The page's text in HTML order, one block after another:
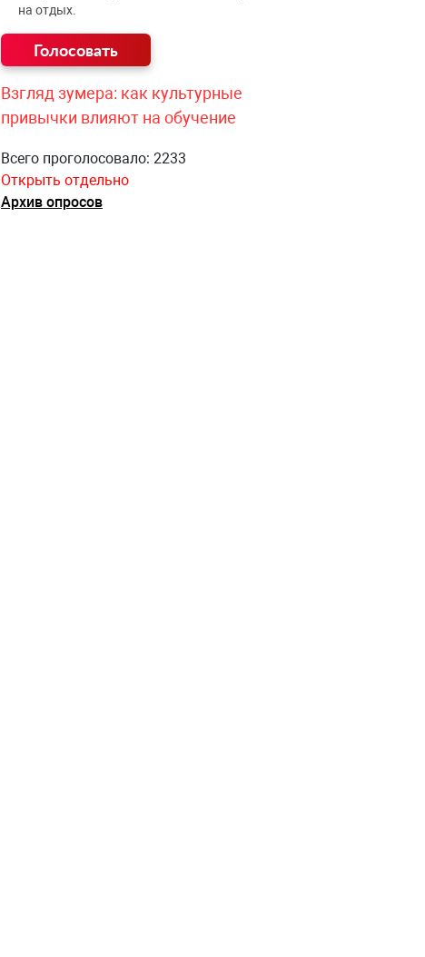
на отдых.
Взгляд зумера: как культурные
привычки влияют на обучение
Всего проголосовало: 2233
Открыть отдельно
Архив опросов